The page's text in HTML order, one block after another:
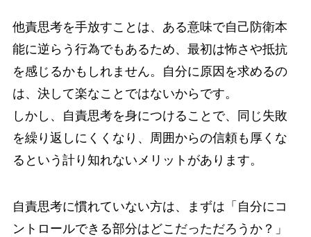
他責思考を手放すことは、ある意味で自己防衛本
能に逆らう行為でもあるため、最初は怖さや抵抗
を感じるかもしれません。自分に原因を求めるの
は、決して楽なことではないからです。
しかし、自責思考を身につけることで、同じ失敗
を繰り返しにくくなり、周囲からの信頼も厚くな
るという計り知れないメリットがあります。
自責思考に慣れていない方は、まずは「自分にコ
ントロールできる部分はどこだっただろうか？」